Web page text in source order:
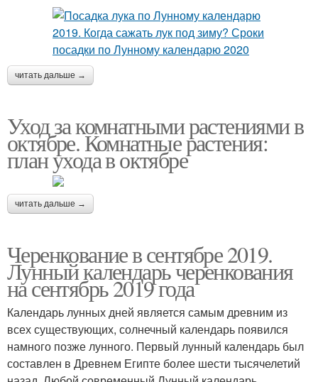
читать дальше →
Уход за комнатными растениями в
октябре. Комнатные растения:
план ухода в октябре
читать дальше →
Черенкование в сентябре 2019.
Лунный календарь черенкования
на сентябрь 2019 года
Календарь лунных дней является самым древним из
всех существующих, солнечный календарь появился
намного позже лунного. Первый лунный календарь был
составлен в Древнем Египте более шести тысячелетий